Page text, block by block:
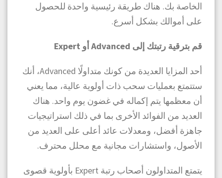
الخاصة بك. هناك طريقة رئيسية واحدة للحصول
على أموالك بشكل أسرع.
قم بترقية رتبتك إلى Advanced أو Expert
أحد المزايا العديدة من كونك متداولًا Advanced، أنك
ستتمتع بعمليات سحب ذات أولوية عالية، مما يعني
أن معظمها يتم إكماله في غضون يوم واحد. هناك
العديد من الفوائد الأخرى بما في ذلك استراتيجيات
جاهزة أفضل، ومعدلات عائد أعلى على العديد من
الأصول، واستشارات مجانية مع محلل محترف.
يتمتع المتداولون أصحاب رتبة Expert بأولوية قصوى